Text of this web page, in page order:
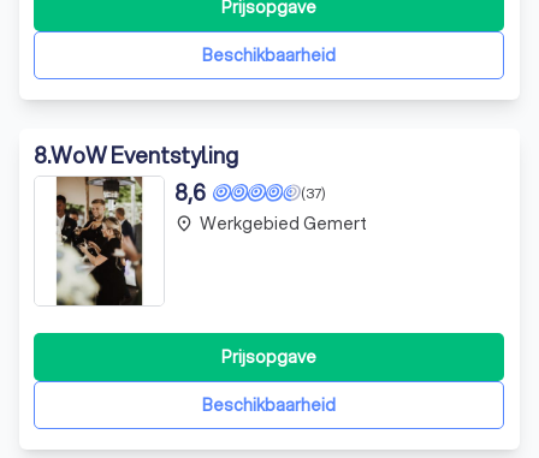
vieren van alle bijzondere momenten in het leven. Wij zijn
Beschikbaarheid
Prijsopgave
8.WoW Eventstyling
(37)
8,6
Beschikbaarheid
Prijsopgave
place Werkgebied Gemert